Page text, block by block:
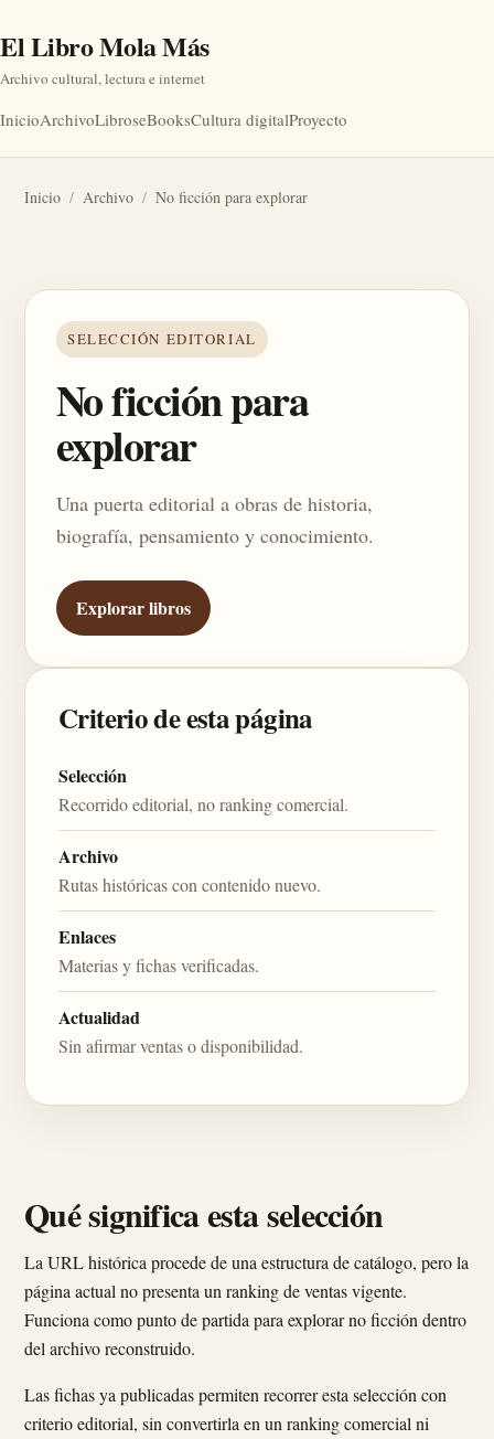
El Libro Mola Más
Archivo cultural, lectura e internet
InicioArchivoLibroseBooksCultura digitalProyecto
Inicio / Archivo / No ficción para explorar
SELECCIÓN EDITORIAL
No ficción para
explorar
Una puerta editorial a obras de historia,
biografía, pensamiento y conocimiento.
Explorar libros
Criterio de esta página
Selección
Recorrido editorial, no ranking comercial.
Archivo
Rutas históricas con contenido nuevo.
Enlaces
Materias y fichas verificadas.
Actualidad
Sin afirmar ventas o disponibilidad.
Qué significa esta selección
La URL histórica procede de una estructura de catálogo, pero la
página actual no presenta un ranking de ventas vigente.
Funciona como punto de partida para explorar no ficción dentro
del archivo reconstruido.
Las fichas ya publicadas permiten recorrer esta selección con
criterio editorial, sin convertirla en un ranking comercial ni